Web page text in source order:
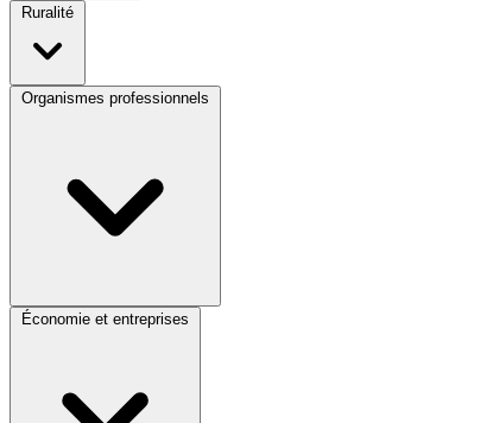
Ruralité
Organismes professionnels
Économie et entreprises